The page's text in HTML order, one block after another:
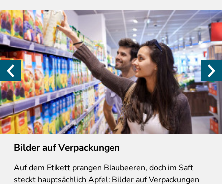
Bilder auf Verpackungen
Auf dem Etikett prangen Blaubeeren, doch im Saft
steckt hauptsächlich Apfel: Bilder auf Verpackungen